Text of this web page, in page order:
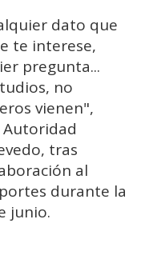
dato que
te interese,
pregunta...
no
vienen",
Autoridad
tras
al
durante la
junio.